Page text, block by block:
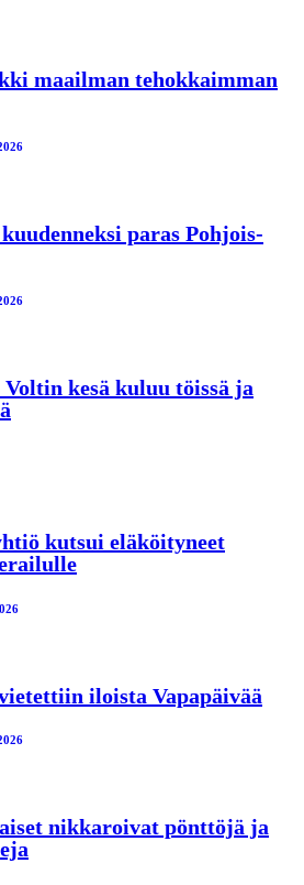
maailman tehokkaimman
paras Pohjois-
kesä kuluu töissä ja
kutsui eläköityneet
iloista Vapapäivää
nikkaroivat pönttöjä ja